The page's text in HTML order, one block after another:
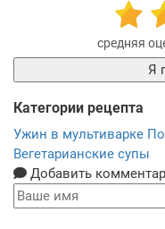
Категории рецепта
Ужин в мультиварке
Вегетарианские супы
Добавить